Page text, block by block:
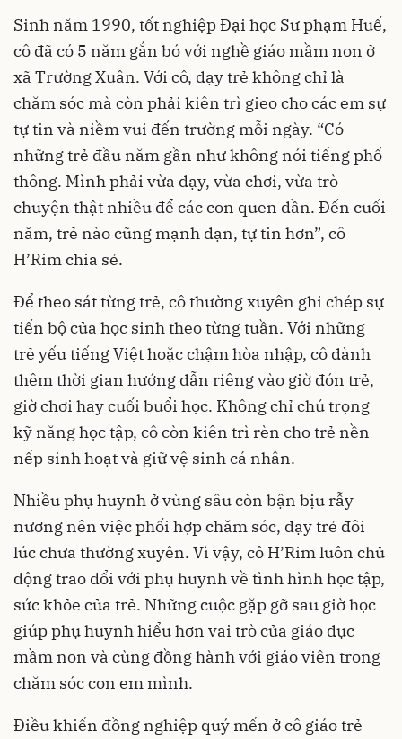
Sinh năm 1990, tốt nghiệp Đại học Sư phạm Huế,
cô đã có 5 năm gắn bó với nghề giáo mầm non ở
xã Trường Xuân. Với cô, dạy trẻ không chỉ là
chăm sóc mà còn phải kiên trì gieo cho các em sự
tự tin và niềm vui đến trường mỗi ngày. “Có
những trẻ đầu năm gần như không nói tiếng phổ
thông. Mình phải vừa dạy, vừa chơi, vừa trò
chuyện thật nhiều để các con quen dần. Đến cuối
năm, trẻ nào cũng mạnh dạn, tự tin hơn”, cô
H’Rim chia sẻ.
Để theo sát từng trẻ, cô thường xuyên ghi chép sự
tiến bộ của học sinh theo từng tuần. Với những
trẻ yếu tiếng Việt hoặc chậm hòa nhập, cô dành
thêm thời gian hướng dẫn riêng vào giờ đón trẻ,
giờ chơi hay cuối buổi học. Không chỉ chú trọng
kỹ năng học tập, cô còn kiên trì rèn cho trẻ nền
nếp sinh hoạt và giữ vệ sinh cá nhân.
Nhiều phụ huynh ở vùng sâu còn bận bịu rẫy
nương nên việc phối hợp chăm sóc, dạy trẻ đôi
lúc chưa thường xuyên. Vì vậy, cô H’Rim luôn chủ
động trao đổi với phụ huynh về tình hình học tập,
sức khỏe của trẻ. Những cuộc gặp gỡ sau giờ học
giúp phụ huynh hiểu hơn vai trò của giáo dục
mầm non và cùng đồng hành với giáo viên trong
chăm sóc con em mình.
Điều khiến đồng nghiệp quý mến ở cô giáo trẻ